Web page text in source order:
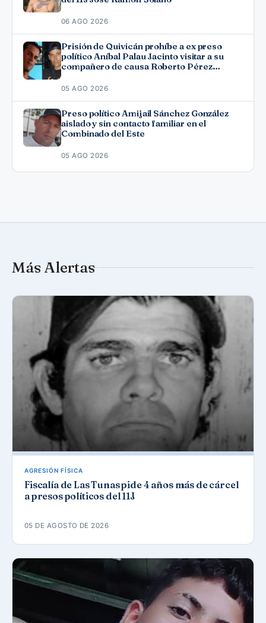
06 AGO 2026
Prisión de Quivicán prohíbe a ex preso
político Aníbal Palau Jacinto visitar a su
compañero de causa Roberto Pérez
05 AGO 2026
Preso político Amijail Sánchez González
aislado y sin contacto familiar en el
Combinado del Este
05 AGO 2026
Más Alertas
AGRESIÓN FÍSICA
Fiscalía de Las Tunas pide 4 años más de cárcel
a presos políticos del 11J
05 DE AGOSTO DE 2026